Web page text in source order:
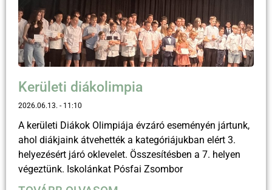
Kerületi diákolimpia
2026.06.13. 11:10
A kerületi Diákok Olimpiája évzáró eseményén jártunk,
ahol diákjaink átvehették a kategóriájukban elért 3.
helyezésért járó oklevelet. Összesítésben a 7. helyen
végeztünk. Iskolánkat Pósfai Zsombor